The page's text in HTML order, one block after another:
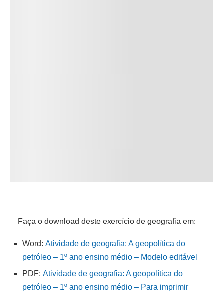
Faça o download deste exercício de geografia em:
Word: Atividade de geografia: A geopolítica do
petróleo – 1º ano ensino médio – Modelo editável
PDF: Atividade de geografia: A geopolítica do
petróleo – 1º ano ensino médio – Para imprimir